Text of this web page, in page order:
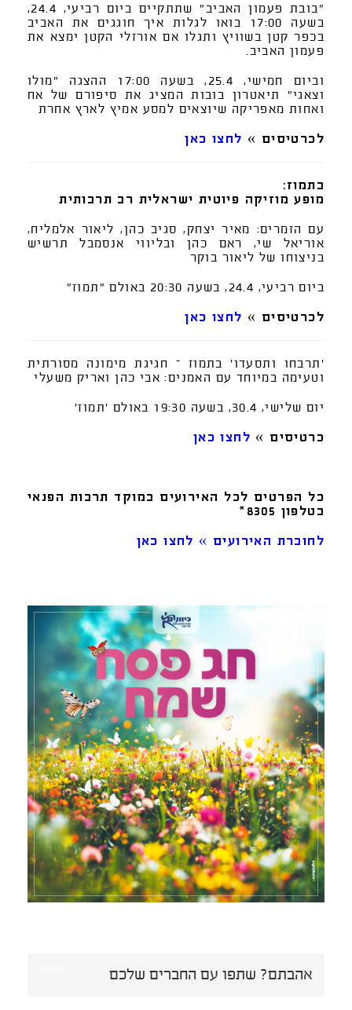
"בובת פעמון האביב" שתתקיים ביום רביעי, 24.4,
בשעה 17:00 בואו לגלות איך חוגגים את האביב
בכפר קטן בשוויץ ותגלו אם אורזלי הקטן ימצא את
פעמון האביב.
וביום חמישי, 25.4, בשעה 17:00 ההצגה "מולו
וצאגי" תיאטרון בובות המציג את סיפורם של אח
ואחות מאפריקה שיוצאים למסע אמיץ לארץ אחרת
לכרטיסים » לחצו כאן
בתמוז:
מופע מוזיקה פיוטית ישראלית רב תרבותית
עם הזמרים: מאיר יצחק, סגיב כהן, ליאור אלמליח,
אוריאל שי, ראם כהן ובליווי אנסמבל תרשיש
בניצוחו של ליאור בוקר
ביום רביעי, 24.4, בשעה 20:30 באולם "תמוז"
לכרטיסים » לחצו כאן
'תרבחו ותסעדו' בתמוז – חגיגת מימונה מסורתית
וטעימה במיוחד עם האמנים: אבי כהן ואריק משעלי
יום שלישי, 30.4, בשעה 19:30 באולם 'תמוז'
כרטיסים » לחצו כאן
כל הפרטים לכל האירועים במוקד תרבות הפנאי
בטלפון 8305*
לחוברת האירועים » לחצו כאן
אהבתם? שתפו עם החברים שלכם